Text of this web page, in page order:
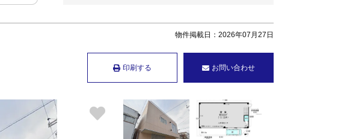
物件掲載日：2026年07月27日
印刷する お問い合わせ